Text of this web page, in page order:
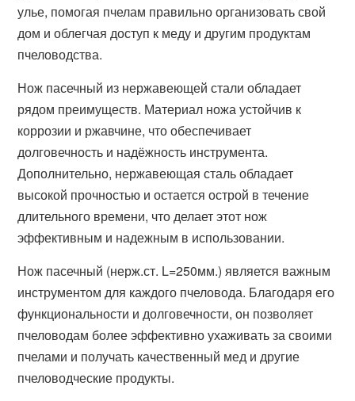
улье, помогая пчелам правильно организовать свой
дом и облегчая доступ к меду и другим продуктам
пчеловодства.
Нож пасечный из нержавеющей стали обладает
рядом преимуществ. Материал ножа устойчив к
коррозии и ржавчине, что обеспечивает
долговечность и надёжность инструмента.
Дополнительно, нержавеющая сталь обладает
высокой прочностью и остается острой в течение
длительного времени, что делает этот нож
эффективным и надежным в использовании.
Нож пасечный (нерж.ст. L=250мм.) является важным
инструментом для каждого пчеловода. Благодаря его
функциональности и долговечности, он позволяет
пчеловодам более эффективно ухаживать за своими
пчелами и получать качественный мед и другие
пчеловодческие продукты.